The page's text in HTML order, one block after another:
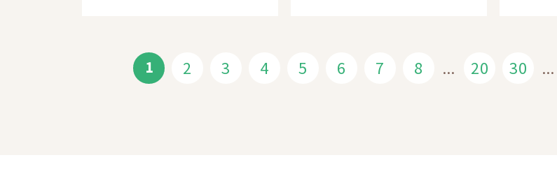
1 2 3 4 5 6 7 8 ... 20 30 ...